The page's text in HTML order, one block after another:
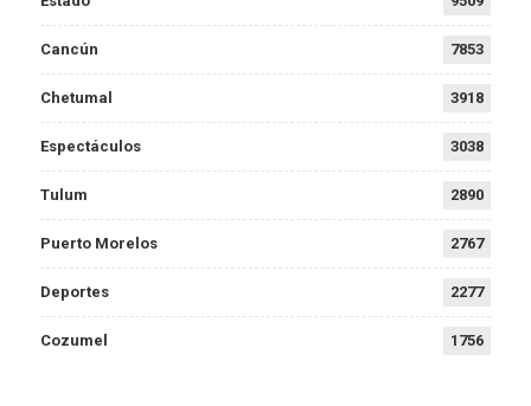
Cancún 7853
Chetumal 3918
Espectáculos 3038
Tulum 2890
Puerto Morelos 2767
Deportes 2277
Cozumel 1756